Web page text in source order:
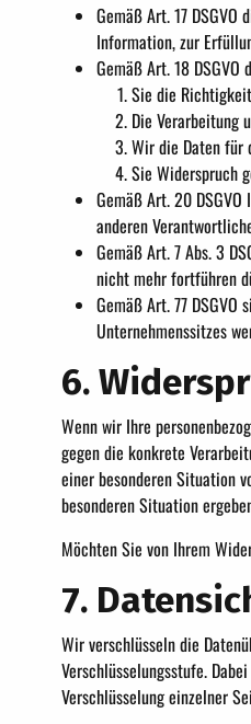
Gemäß Art. 17
Information, zur
Gemäß Art. 18
Sie die
Die Verarbeitung
Wir die Daten für
Sie Widerspruch
Gemäß Art. 20
anderen
Gemäß Art. 7 Abs. 3
nicht mehr fortführen
Gemäß Art. 77
Unternehmenssitzes
6.
Wenn wir Ihre
gegen die konkrete
einer besonderen Situation
besonderen Situation
Möchten Sie von Ihrem
7.
Wir verschlüsseln die
Verschlüsselungsstufe.
Verschlüsselung einzelner